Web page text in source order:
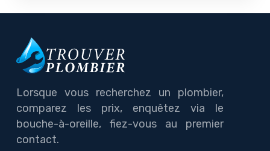
Lorsque vous recherchez un plombier,
comparez les prix, enquêtez via le
bouche-à-oreille, fiez-vous au premier
contact.